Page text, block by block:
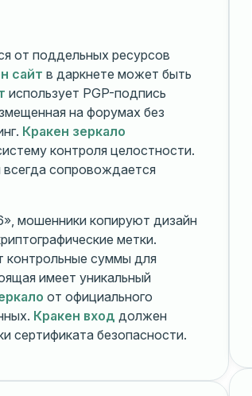
от поддельных ресурсов
сайт в даркнете может быть
использует PGP-подпись
на форумах без
Кракен зеркало
контроля целостности.
сопровождается
мошенники копируют дизайн
метки.
контрольные суммы для
имеет уникальный
от официального
Кракен вход должен
сертификата безопасности.